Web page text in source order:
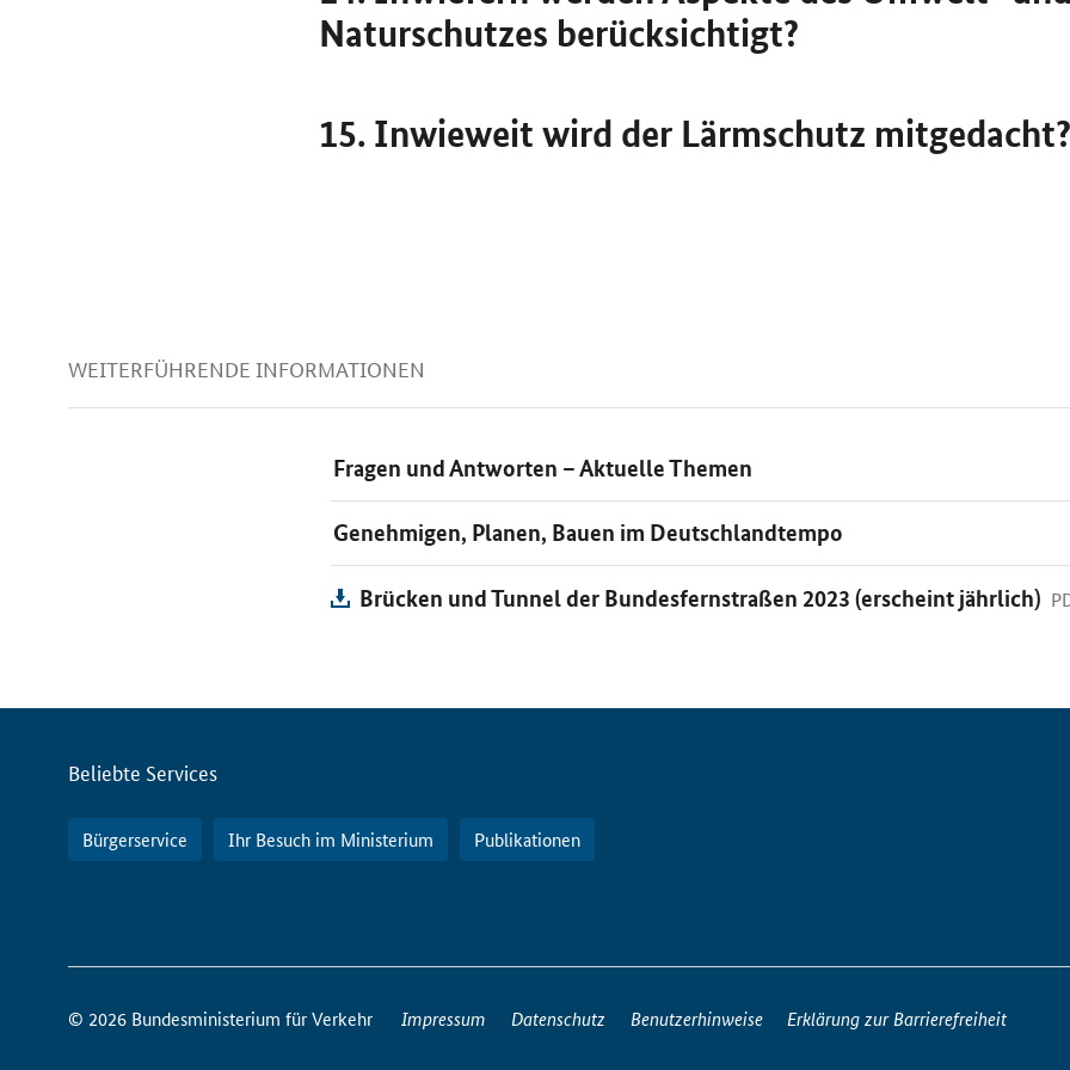
Naturschutzes berücksichtigt?
15. Inwieweit wird der Lärmschutz mitgedacht?
WEITERFÜHRENDE INFORMATIONEN
Fragen und Antworten – Aktuelle Themen
Genehmigen, Planen, Bauen im Deutschlandtempo
Brücken und Tunnel der Bundesfernstraßen 2023 (erscheint jährlich)
Servicemenü
Beliebte Services
Bürgerservice Ihr Besuch im Ministerium Publikationen
So
Sie
© 2026 Bundesministerium für Verkehr Impressum Datenschutz Benutzerhinweise Erklärung zur Barrierefreiheit